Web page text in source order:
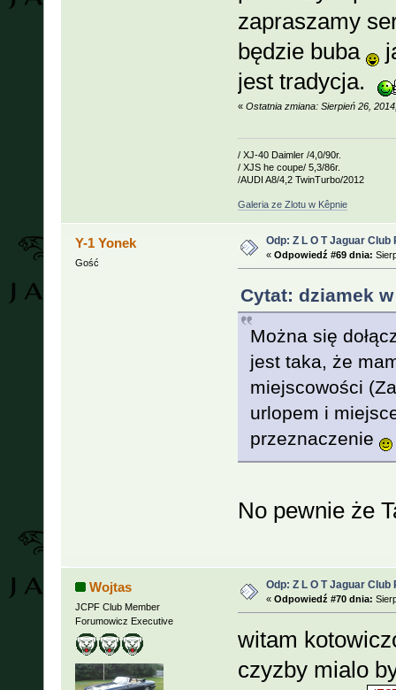
zapraszamy
będzie buba
jest tradycja.
« Ostatnia zmiana: Sierpień 26,
/ XJ-40 Daimler /4,0/90r.
/ XJS he coupe/ 5,3/86r.
/AUDI A8/4,2 TwinTurbo/2012
Galeria ze Zlotu w Kêpnie
Y-1 Yonek
Gość
Odp: Z L O T Jaguar Club
« Odpowiedź #69 dnia:
Cytat: dziamek
Można się
jest taka, że
miejscowości
urlopem i
przeznaczenie
No pewnie że
Wojtas
JCPF Club Member
Forumowicz Executive
Odp: Z L O T Jaguar Club
« Odpowiedź #70 dnia:
witam
czyzby mialo